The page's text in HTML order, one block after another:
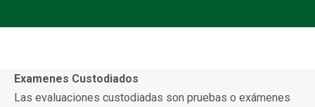
Examenes Custodiados
Las evaluaciones custodiadas son pruebas o exámenes